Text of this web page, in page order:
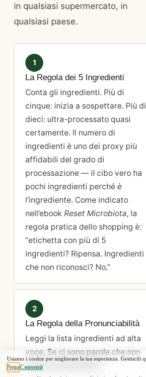
in qualsiasi supermercato, in
qualsiasi paese.
1
La Regola dei 5 Ingredienti
Conta gli ingredienti. Più di
cinque: inizia a sospettare. Più di
dieci: ultra-processato quasi
certamente. Il numero di
ingredienti è uno dei proxy più
affidabili del grado di
processazione — il cibo vero ha
pochi ingredienti perché è
l’ingrediente. Come indicato
nell’ebook Reset Microbiota, la
regola pratica dello shopping è:
“etichetta con più di 5
ingredienti? Ripensa. Ingredienti
che non riconosci? No.”
2
La Regola della Pronunciabilità
Leggi la lista ingredienti ad alta
voce. Se ci sono parole che non
riesci a pronunciare —